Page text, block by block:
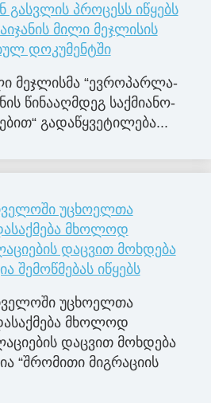
გასვლის პროცესს იწყებს
მილი მეჯლისის
დოკუმენტში
მე­ჯლის­მა “ევ­რო­პარ­ლა­
წი­ნა­აღ­მდეგ საქ­მი­ა­ნო­
გა­და­წყვე­ტი­ლე­ბა...
უცხოელთა
მხოლოდ
დაცვით მოხდება
შემოწმებას იწყებს
უცხოელთა
მხოლოდ
დაცვით მოხდება
“შრომითი მიგრაციის